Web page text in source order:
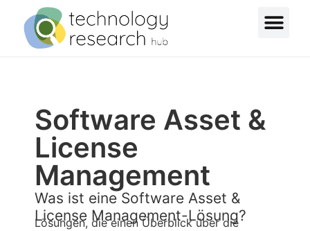
Software Asset &
License
Management
Was ist eine Software Asset &
License Management-Lösung?
Lösungen, die einen Überblick über die